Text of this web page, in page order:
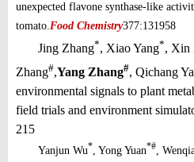
unexpected flavone synthase-like
tomato.Food Chemistry377:131958
Jing Zhang*, Xiao Yang*, Xin
Zhang#,Yang Zhang#, Qichang
environmental signals to plant
field trials and environment
215
Yanjun Wu*, Yong Yuan*#,